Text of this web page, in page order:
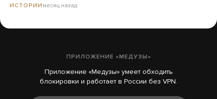
ИСТОРИИ месяц назад
ПРИЛОЖЕНИЕ «МЕДУЗЫ»
Приложение «Медузы» умеет обходить
блокировки и работает в России без VPN.